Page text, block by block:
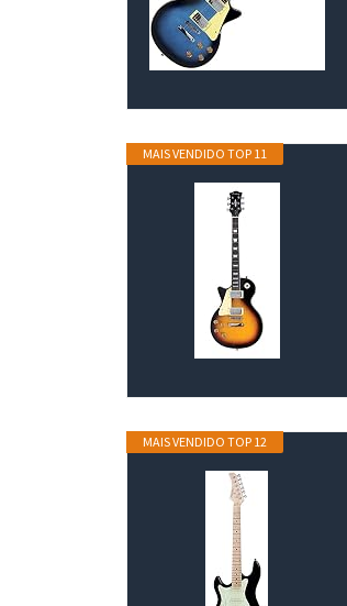
MAIS VENDIDO TOP 11
MAIS VENDIDO TOP 12